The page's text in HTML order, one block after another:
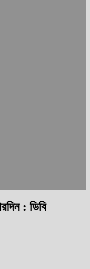
: ডিবি